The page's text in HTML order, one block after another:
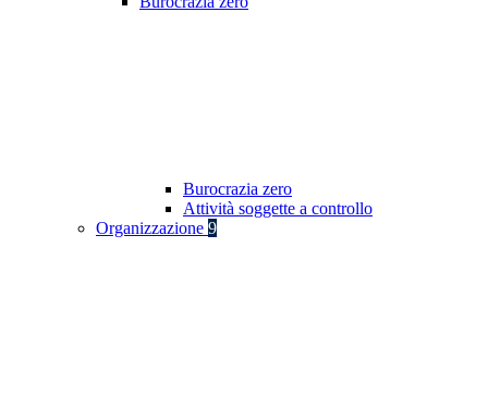
Burocrazia zero
Attività soggette a controllo
Organizzazione 9